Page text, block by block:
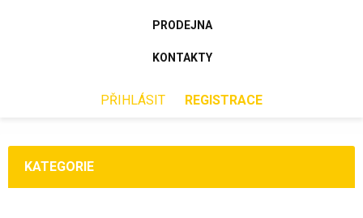
PRODEJNA
KONTAKTY
PŘIHLÁSIT REGISTRACE
KATEGORIE